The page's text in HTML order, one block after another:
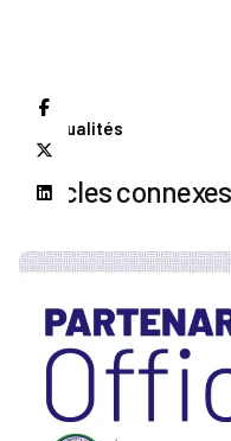
Actualités
Articles connexes